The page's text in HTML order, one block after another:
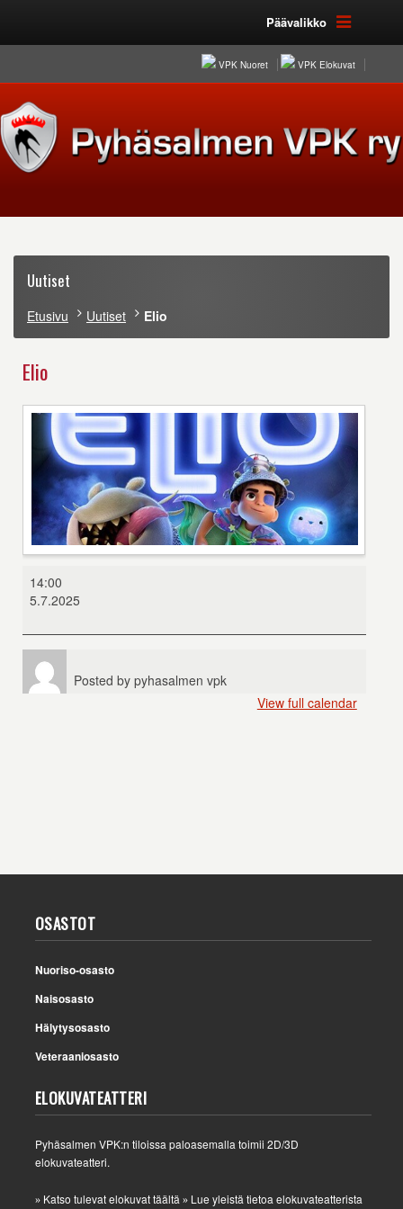
Päävalikko
VPK Nuoret VPK Elokuvat
Uutiset
Etusivu Uutiset Elio
Elio
14:00
5.7.2025
Posted by pyhasalmen vpk
View full calendar
OSASTOT
Nuoriso-osasto
Naisosasto
Hälytysosasto
Veteraaniosasto
ELOKUVATEATTERI
Pyhäsalmen VPK:n tiloissa paloasemalla toimii 2D/3D
elokuvateatteri.
» Katso tulevat elokuvat täältä » Lue yleistä tietoa elokuvateatterista